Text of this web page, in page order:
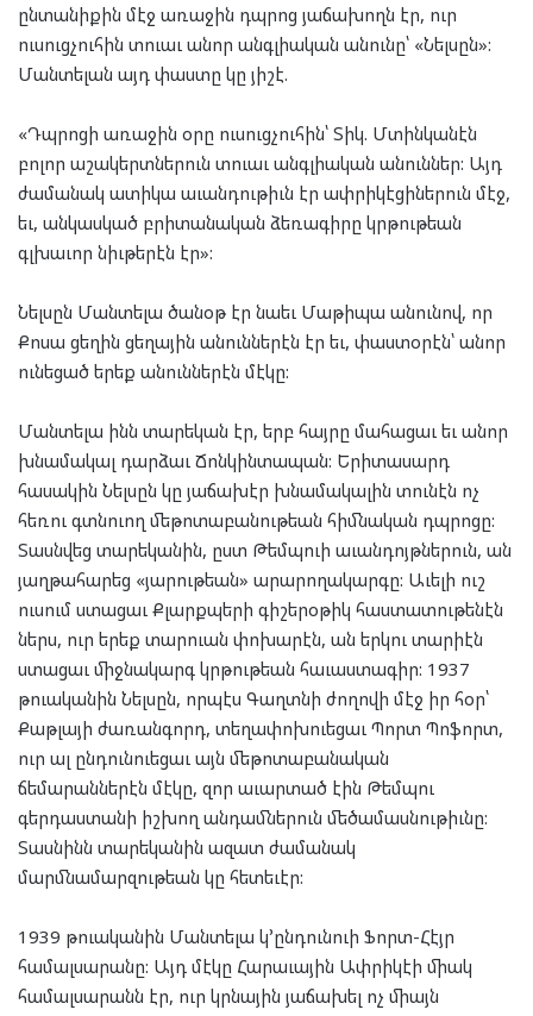
ընտանիքին մէջ առաջին դպրոց յաճախողն էր, ուր
ուսուցչուհին տուաւ անոր անգլիական անունը՝ «Նելսըն»:
Մանտելան այդ փաստը կը յիշէ.
«Դպրոցի առաջին օրը ուսուցչուհին՝ Տիկ. Մտինկանէն
բոլոր աշակերտներուն տուաւ անգլիական անուններ: Այդ
ժամանակ ատիկա աւանդութիւն էր ափրիկէցիներուն մէջ,
եւ, անկասկած բրիտանական ձեռագիրը կրթութեան
գլխաւոր նիւթերէն էր»:
Նելսըն Մանտելա ծանօթ էր նաեւ Մաթիպա անունով, որ
Քոսա ցեղին ցեղային անուններէն էր եւ, փաստօրէն՝ անոր
ունեցած երեք անուններէն մէկը:
Մանտելա ինն տարեկան էր, երբ հայրը մահացաւ եւ անոր
խնամակալ դարձաւ Ճոնկինտապան: Երիտասարդ
հասակին Նելսըն կը յաճախէր խնամակալին տունէն ոչ
հեռու գտնուող մեթոտաբանութեան հիմնական դպրոցը:
Տասնվեց տարեկանին, ըստ Թեմպուի աւանդոյթներուն, ան
յաղթահարեց «յարութեան» արարողակարգը: Աւելի ուշ
ուսում ստացաւ Քլարքպերի գիշերօթիկ հաստատութենէն
ներս, ուր երեք տարուան փոխարէն, ան երկու տարիէն
ստացաւ միջնակարգ կրթութեան հաւաստագիր: 1937
թուականին Նելսըն, որպէս Գաղտնի ժողովի մէջ իր հօր՝
Քաթլայի ժառանգորդ, տեղափոխուեցաւ Պորտ Պոֆորտ,
ուր ալ ընդունուեցաւ այն մեթոտաբանական
ճեմարաններէն մէկը, զոր աւարտած էին Թեմպու
գերդաստանի իշխող անդամներուն մեծամասնութիւնը:
Տասնինն տարեկանին ազատ ժամանակ
մարմնամարզութեան կը հետեւէր:
1939 թուականին Մանտելա կ՚ընդունուի Ֆորտ-Հէյր
համալսարանը: Այդ մէկը Հարաւային Ափրիկէի միակ
համալսարանն էր, ուր կրնային յաճախել ոչ միայն